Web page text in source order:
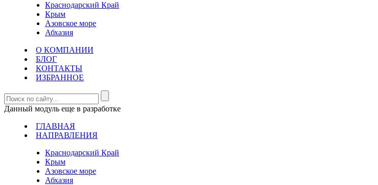
Краснодарский Край
Крым
Азовское море
Абхазия
О КОМПАНИИ
БЛОГ
КОНТАКТЫ
ИЗБРАННОЕ
Данный модуль еще в разработке
ГЛАВНАЯ
НАПРАВЛЕНИЯ
Краснодарский Край
Крым
Азовское море
Абхазия